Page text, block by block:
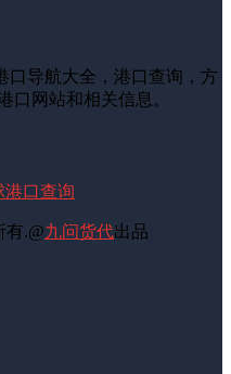
口导航大全，港口查询，方
口网站和相关信息。
港口查询
有.@九问货代出品